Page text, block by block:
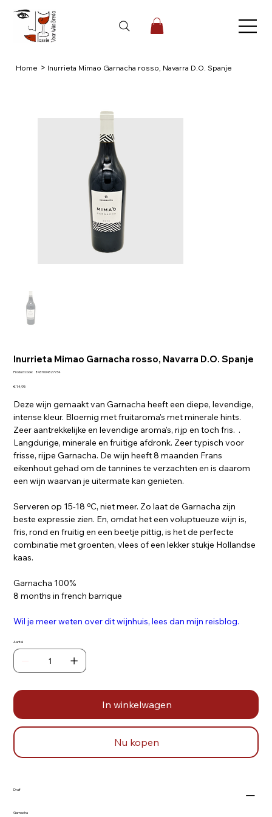
Home > Inurrieta Mimao Garnacha rosso, Navarra D.O. Spanje
Inurrieta Mimao Garnacha rosso, Navarra D.O. Spanje
Productcode:
Productcode
8437004327734
Prijs
€ 14,95
Deze wijn gemaakt van Garnacha heeft een diepe, levendige,
intense kleur. Bloemig met fruitaroma's met minerale hints.
Zeer aantrekkelijke en levendige aroma's, rijp en toch fris. .
Langdurige, minerale en fruitige afdronk. Zeer typisch voor
frisse, rijpe Garnacha. De wijn heeft 8 maanden Frans
eikenhout gehad om de tannines te verzachten en is daarom
een wijn waarvan je uitermate kan genieten.
Serveren op 15-18 ºC, niet meer. Zo laat de Garnacha zijn
beste expressie zien. En, omdat het een voluptueuze wijn is,
fris, rond en fruitig en een beetje pittig, is het de perfecte
combinatie met groenten, vlees of een lekker stukje Hollandse
kaas.
Garnacha 100%
8 months in french barrique
Wil je meer weten over dit wijnhuis, lees dan mijn reisblog.
Aantal
In winkelwagen
Nu kopen
Druif
Garnacha